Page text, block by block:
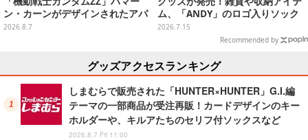
ン・カーンがデザインされたアパ
レルが販売
2026.8.7
ム、「ANDY」のロゴ入りソック
スは文字から彼の成長を感じられ
2026.7.15
Recommended by
グッズアクセスランキング
しまむらで販売された「HUNTER×HUNTER」G.I.編
テーマの一部商品が受注再販！カードデザインのキー
ホルダーや、キルアたちのセリフ付ソックスなど
2026.8.7 Fri 11:00